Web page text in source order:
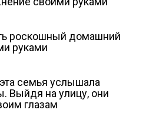
роскошный домашний
руками
семья услышала
Выйдя на улицу, они
глазам